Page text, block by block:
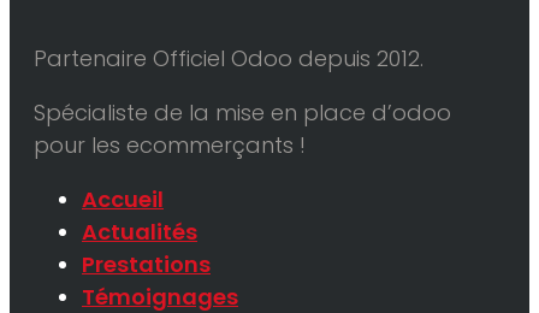
Partenaire Officiel Odoo depuis 2012.
Spécialiste de la mise en place d’odoo
pour les ecommerçants !
Accueil
Actualités
Prestations
Témoignages